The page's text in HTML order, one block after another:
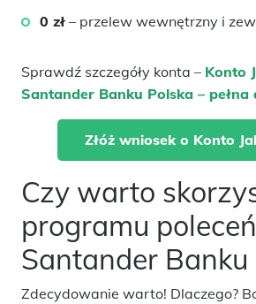
0 zł – przelew wewnętrzny i
Sprawdź szczegóły konta – Konto
Santander Banku Polska – pełna
Złóż wniosek o Konto
Czy warto
programu poleceń
Santander Banku
Zdecydowanie warto! Dlaczego?